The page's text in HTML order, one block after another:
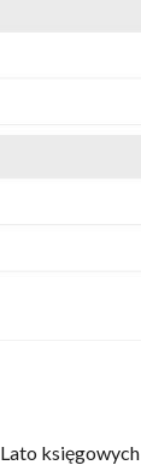
Następny
Lato